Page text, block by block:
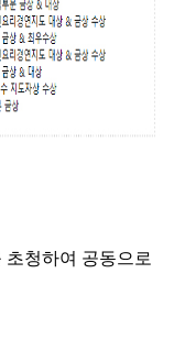
초청하여 공동으로